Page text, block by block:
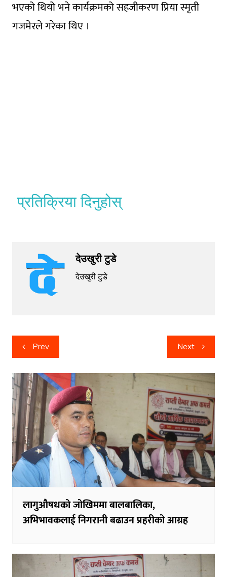
भएको थियो भने कार्यक्रमको सहजीकरण प्रिया स्मृती
गजमेरले गरेका थिए ।
प्रतिक्रिया दिनुहोस्
देउखुरी टुडे
देउखुरी टुडे
Post
navigation
Prev Next
लागुऔषधको जोखिममा बालबालिका,
अभिभावकलाई निगरानी बढाउन प्रहरीको आग्रह